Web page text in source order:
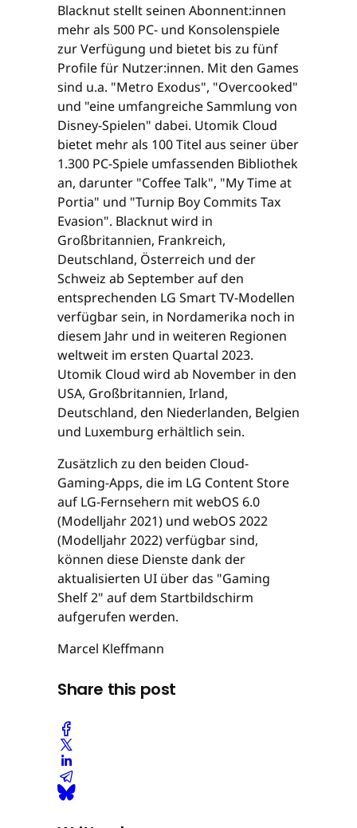
Blacknut stellt seinen Abonnent:innen
mehr als 500 PC- und Konsolenspiele
zur Verfügung und bietet bis zu fünf
Profile für Nutzer:innen. Mit den Games
sind u.a. "Metro Exodus", "Overcooked"
und "eine umfangreiche Sammlung von
Disney-Spielen" dabei. Utomik Cloud
bietet mehr als 100 Titel aus seiner über
1.300 PC-Spiele umfassenden Bibliothek
an, darunter "Coffee Talk", "My Time at
Portia" und "Turnip Boy Commits Tax
Evasion". Blacknut wird in
Großbritannien, Frankreich,
Deutschland, Österreich und der
Schweiz ab September auf den
entsprechenden LG Smart TV-Modellen
verfügbar sein, in Nordamerika noch in
diesem Jahr und in weiteren Regionen
weltweit im ersten Quartal 2023.
Utomik Cloud wird ab November in den
USA, Großbritannien, Irland,
Deutschland, den Niederlanden, Belgien
und Luxemburg erhältlich sein.
Zusätzlich zu den beiden Cloud-
Gaming-Apps, die im LG Content Store
auf LG-Fernsehern mit webOS 6.0
(Modelljahr 2021) und webOS 2022
(Modelljahr 2022) verfügbar sind,
können diese Dienste dank der
aktualisierten UI über das "Gaming
Shelf 2" auf dem Startbildschirm
aufgerufen werden.
Marcel Kleffmann
Share this post